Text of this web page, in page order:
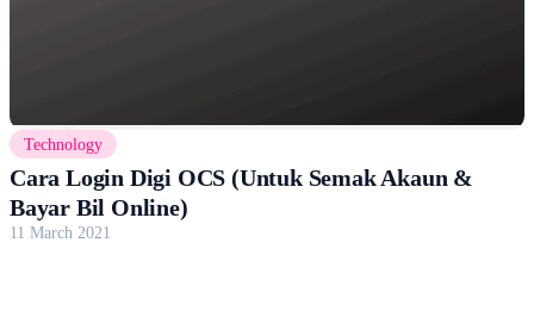
Technology
Cara Login Digi OCS (Untuk Semak Akaun &
Bayar Bil Online)
11 March 2021